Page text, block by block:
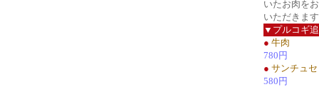
いたお肉を
いただきま
▼プルコギ
● 牛肉
780円
● サンチュ
580円